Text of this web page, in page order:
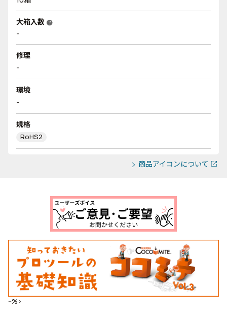
大箱入数 help
-
修理
-
環境
-
規格
RoHS2
商品アイコンについて
--%>